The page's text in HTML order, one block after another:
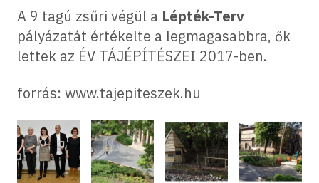
A 9 tagú zsűri végül a Lépték-Terv
pályázatát értékelte a legmagasabbra, ők
lettek az ÉV TÁJÉPÍTÉSZEI 2017-ben.
forrás: www.tajepiteszek.hu